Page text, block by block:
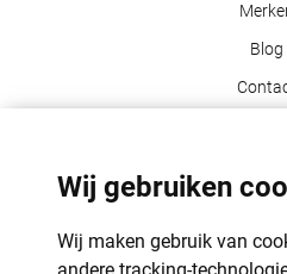
Wij gebruiken
Wij maken gebruik van
Blog
GDPR | PRIVACY
PMS
Cookie